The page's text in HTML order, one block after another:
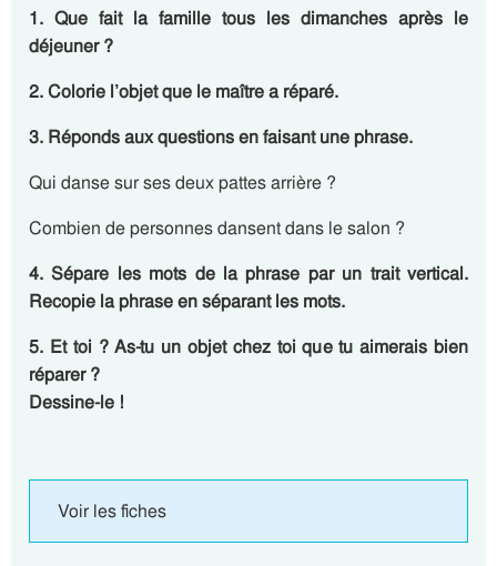
1. Que fait la famille tous les dimanches après le
déjeuner ?
2. Colorie l’objet que le maître a réparé.
3. Réponds aux questions en faisant une phrase.
Qui danse sur ses deux pattes arrière ?
Combien de personnes dansent dans le salon ?
4. Sépare les mots de la phrase par un trait vertical.
Recopie la phrase en séparant les mots.
5. Et toi ? As-tu un objet chez toi que tu aimerais bien
réparer ?
Dessine-le !
Voir les fiches